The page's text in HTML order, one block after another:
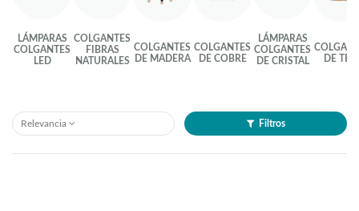
LÁMPARAS
COLGANTES
LED
COLGANTES
FIBRAS
NATURALES
COLGANTES
DE MADERA
COLGANTES
DE COBRE
LÁMPARAS
COLGANTES
DE CRISTAL
DE
Relevancia Filtros